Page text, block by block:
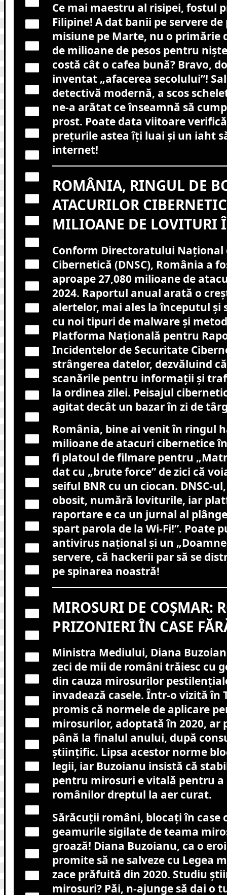
Ce mai maestru al risipei, fostul
Filipine! A dat banii pe servere
misiune pe Marte, nu o primărie
de milioane de pesos pentru
costă cât o cafea bună? Bravo,
inventat „afacerea secolului”!
detectivă modernă, a scos
ne-a arătat ce înseamnă să
prost. Poate data viitoare
prețurile astea îți luai și un iaht
internet!
ROMÂNIA, RINGUL DE
ATACURILOR
MILIOANE DE LOVITURI
Conform Directoratului Național
Cibernetică (DNSC), România a
aproape 27,080 milioane de
2024. Raportul anual arată o
alertelor, mai ales la începutul
cu noi tipuri de malware și
Platforma Națională pentru
Incidentelor de Securitate
strângerea datelor, dezvăluind
scanările pentru informații și
la ordinea zilei. Peisajul
agitat decât un bazar în zi de
România, bine ai venit în ringul
milioane de atacuri cibernetice
fi platoul de filmare pentru
dat cu „brute force” de zici că
seiful BNR cu un ciocan. DNSC-
obosit, numără loviturile, iar
raportare e ca un jurnal al
spart parola de la Wi-Fi!”. Poate
antivirus național și un
servere, că hackerii par să se
pe spinarea noastră!
MIROSURI DE COȘMAR:
PRIZONIERI ÎN CASE
Ministra Mediului, Diana
zeci de mii de români trăiesc cu
din cauza mirosurilor
invadează casele. Într-o vizită în
promis că normele de aplicare
mirosurilor, adoptată în 2020, ar
până la finalul anului, după
științific. Lipsa acestor norme
legii, iar Buzoianu insistă că
pentru mirosuri e vitală pentru a
românilor dreptul la aer curat.
Sărăcuții români, blocați în case
geamurile sigilate de teama
groază! Diana Buzoianu, ca o
promite să ne salveze cu Legea
zace prăfuită din 2020. Studiu
mirosuri? Păi, n-ajunge să dai o